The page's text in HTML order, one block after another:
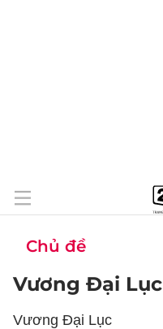
Chủ đề
Vương Đại Lục
Vương Đại Lục